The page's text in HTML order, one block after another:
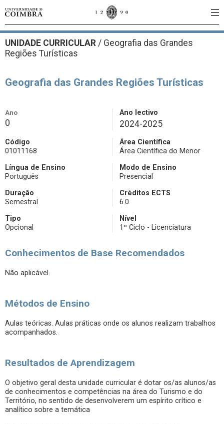
UNIDADE CURRICULAR / Geografia das Grandes
Regiões Turísticas
Geografia das Grandes Regiões Turísticas
Ano
0
Ano lectivo
2024-2025
Código
01011168
Área Científica
Área Científica do Menor
Língua de Ensino
Português
Modo de Ensino
Presencial
Duração
Semestral
Créditos ECTS
6.0
Tipo
Opcional
Nível
1º Ciclo - Licenciatura
Conhecimentos de Base Recomendados
Não aplicável.
Métodos de Ensino
Aulas teóricas. Aulas práticas onde os alunos realizam trabalhos
acompanhados.
Resultados de Aprendizagem
O objetivo geral desta unidade curricular é dotar os/as alunos/as
de conhecimentos e competências na área do Turismo e do
Território, no sentido de desenvolverem um espírito crítico e
analítico sobre a temática